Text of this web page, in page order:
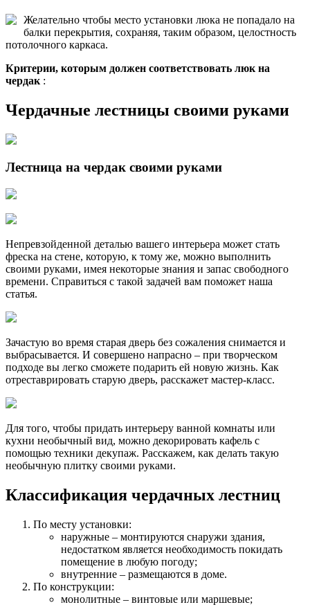
Желательно чтобы место установки люка не попадало на
балки перекрытия, сохраняя, таким образом, целостность
потолочного каркаса.
Критерии, которым должен соответствовать люк на
чердак :
Чердачные лестницы своими руками
Лестница на чердак своими руками
Непревзойденной деталью вашего интерьера может стать
фреска на стене, которую, к тому же, можно выполнить
своими руками, имея некоторые знания и запас свободного
времени. Справиться с такой задачей вам поможет наша
статья.
Зачастую во время старая дверь без сожаления снимается и
выбрасывается. И совершено напрасно – при творческом
подходе вы легко сможете подарить ей новую жизнь. Как
отреставрировать старую дверь, расскажет мастер-класс.
Для того, чтобы придать интерьеру ванной комнаты или
кухни необычный вид, можно декорировать кафель с
помощью техники декупаж. Расскажем, как делать такую
необычную плитку своими руками.
Классификация чердачных лестниц
По месту установки:
наружные – монтируются снаружи здания,
недостатком является необходимость покидать
помещение в любую погоду;
внутренние – размещаются в доме.
По конструкции:
монолитные – винтовые или маршевые;